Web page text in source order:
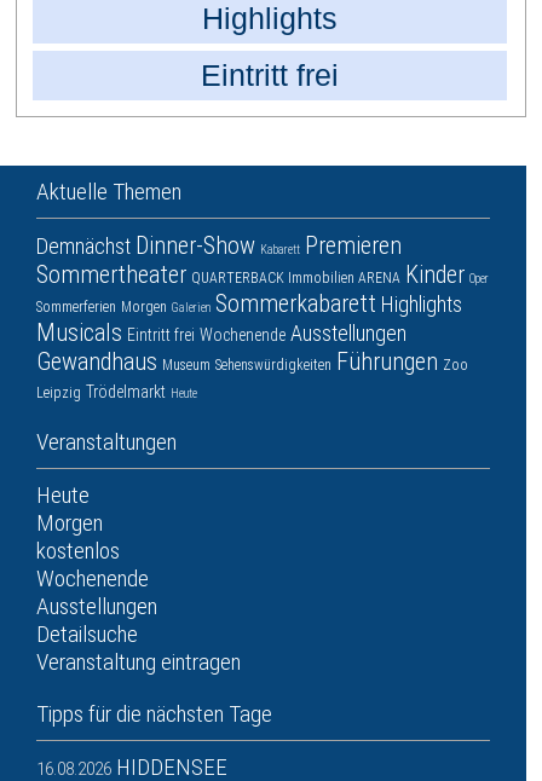
Highlights
Eintritt frei
Aktuelle Themen
Demnächst Dinner-Show Kabarett Premieren
Sommertheater QUARTERBACK Immobilien ARENA Kinder Oper
Sommerferien Morgen Galerien Sommerkabarett Highlights
Musicals Eintritt frei Wochenende Ausstellungen
Gewandhaus Museum Sehenswürdigkeiten Führungen Zoo
Leipzig Trödelmarkt Heute
Veranstaltungen
Heute
Morgen
kostenlos
Wochenende
Ausstellungen
Detailsuche
Veranstaltung eintragen
Tipps für die nächsten Tage
16.08.2026 HIDDENSEE